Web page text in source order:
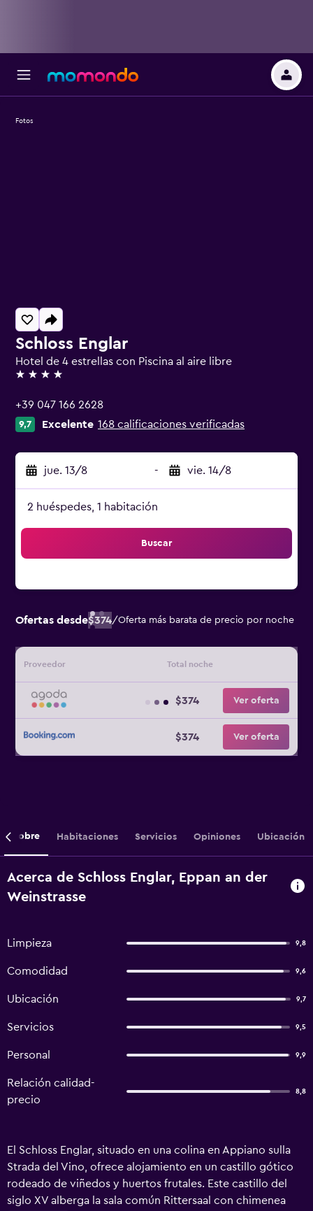
Schloss Englar
Hotel de 4 estrellas con Piscina al aire libre
4 estrellas
+39 047 166 2628
9,7 Excelente 168 calificaciones verificadas
jue. 13/8 - vie. 14/8
2 huéspedes, 1 habitación
Buscar
Ofertas desde$374/Oferta más barata de precio por noche
Proveedor Total noche
$374 Ver oferta
$374 Ver oferta
Fotos
Sobre Habitaciones Servicios Opiniones Ubicación
Acerca de Schloss Englar, Eppan an der
Weinstrasse
Limpieza 9,8
Comodidad 9,6
Ubicación 9,7
Servicios 9,5
Personal 9,9
Relación calidad-
precio
8,8
El Schloss Englar, situado en una colina en Appiano sulla
Strada del Vino, ofrece alojamiento en un castillo gótico
rodeado de viñedos y huertos frutales. Este castillo del
siglo XV alberga la sala común Rittersaal con chimenea